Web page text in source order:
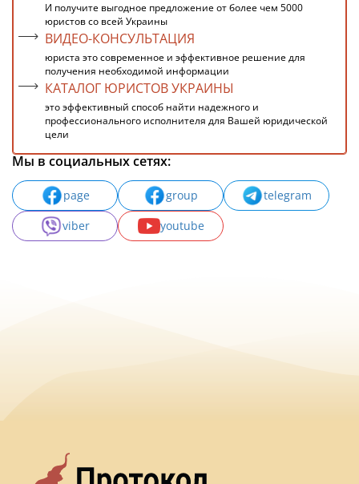
И получите выгодное предложение от более чем 5000
юристов со всей Украины
ВИДЕО-КОНСУЛЬТАЦИЯ
юриста это современное и эффективное решение для
получения необходимой информации
КАТАЛОГ ЮРИСТОВ УКРАИНЫ
это эффективный способ найти надежного и
профессионального исполнителя для Вашей юридической
цели
Мы в социальных сетях:
page group
telegram
viber
youtube